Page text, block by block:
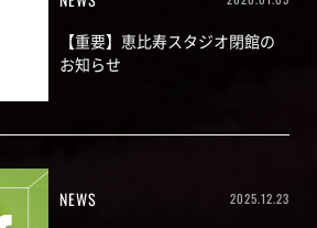
【重要】恵比寿スタジオ閉館の
お知らせ
NEWS 2025.12.23